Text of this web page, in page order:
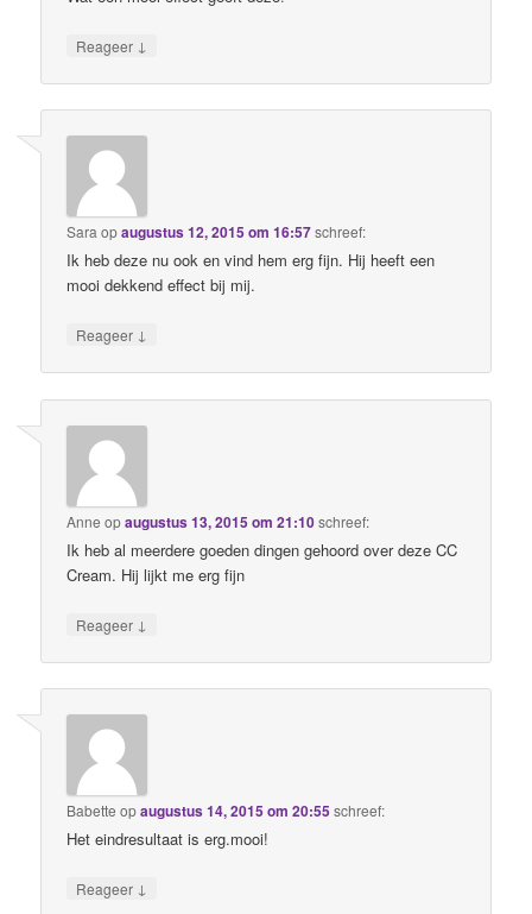
Reageer ↓
Sara opaugustus 12, 2015 om 16:57schreef:
Ik heb deze nu ook en vind hem erg fijn. Hij heeft een
mooi dekkend effect bij mij.
Reageer ↓
Anne opaugustus 13, 2015 om 21:10schreef:
Ik heb al meerdere goeden dingen gehoord over deze CC
Cream. Hij lijkt me erg fijn
Reageer ↓
Babette opaugustus 14, 2015 om 20:55 schreef:
Het eindresultaat is erg.mooi!
Reageer ↓